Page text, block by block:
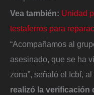
Vea también: Unidad
testaferros para
“Acompañamos al
asesinado, que se ha
zona”, señaló el Icbf,
realizó la verificación